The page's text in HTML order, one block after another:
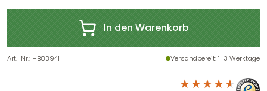
In den Warenkorb
Art.-Nr.: HB83941 Versandbereit: 1-3 Werktage